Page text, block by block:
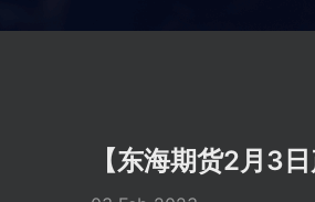
【东海期货2月3